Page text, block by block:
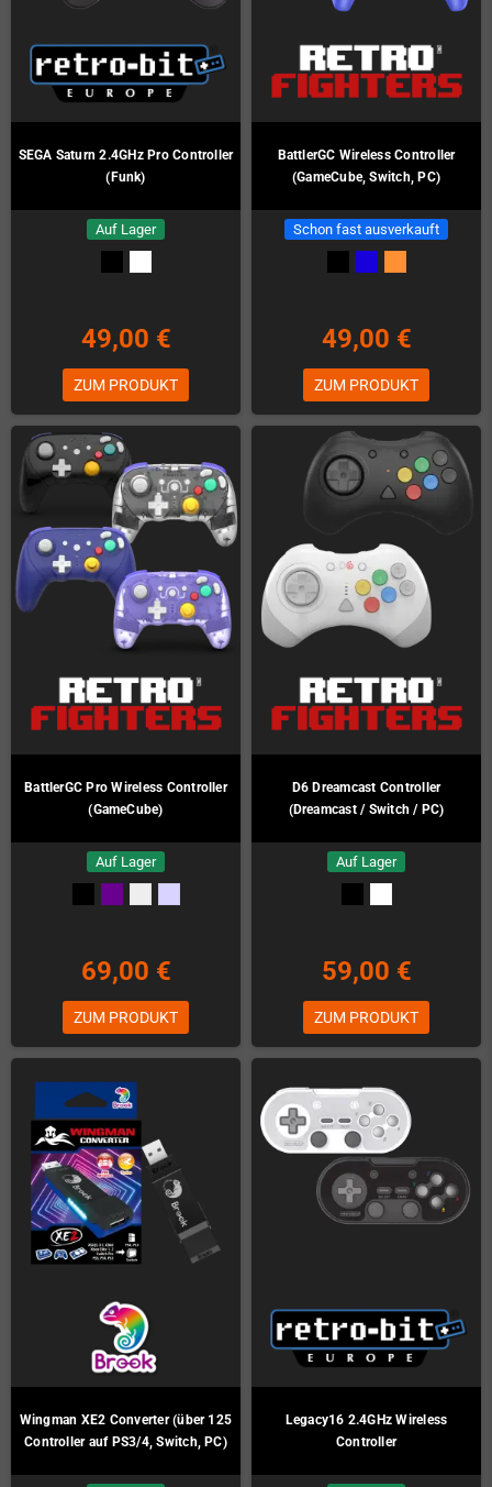
SEGA Saturn 2.4GHz Pro Controller
(Funk)
Auf Lager
49,00 €
ZUM PRODUKT
BattlerGC Wireless Controller
(GameCube, Switch, PC)
Schon fast ausverkauft
49,00 €
ZUM PRODUKT
BattlerGC Pro Wireless Controller
(GameCube)
Auf Lager
69,00 €
ZUM PRODUKT
D6 Dreamcast Controller
(Dreamcast / Switch / PC)
Auf Lager
59,00 €
ZUM PRODUKT
Wingman XE2 Converter (über 125
Controller auf PS3/4, Switch, PC)
Legacy16 2.4GHz Wireless
Controller